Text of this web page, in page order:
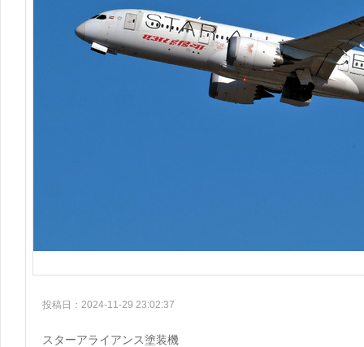
投稿日：2024-11-29 23:02:37
スターアライアンス塗装機